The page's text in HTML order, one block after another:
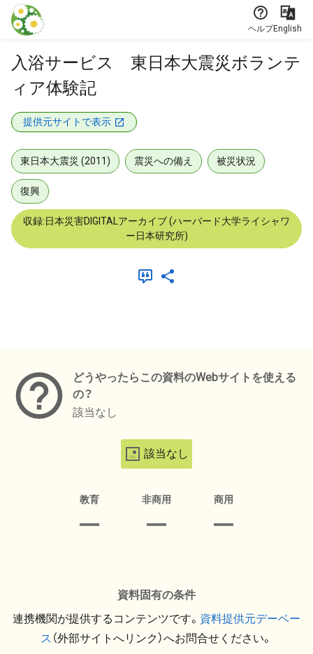
本文に飛ぶ
ヘルプEnglish
入浴サービス 東日本大震災ボランテ
ィア体験記
提供元サイトで表示
東日本大震災 (2011) 震災への備え 被災状況
復興
収録:日本災害DIGITALアーカイブ (ハーバード大学ライシャワ
ー日本研究所)
どうやったらこの資料のWebサイトを使える
の？
該当なし
該当なし
教育 非商用 商用
資料固有の条件
連携機関が提供するコンテンツです。 資料提供元デーベー
ス （外部サイトへリンク）へお問合せください。